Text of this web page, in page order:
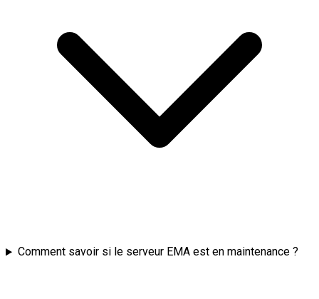
Comment savoir si le serveur EMA est en maintenance ?